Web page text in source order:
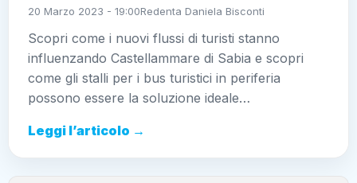
20 Marzo 2023 - 19:00Redenta Daniela Bisconti
Scopri come i nuovi flussi di turisti stanno
influenzando Castellammare di Sabia e scopri
come gli stalli per i bus turistici in periferia
possono essere la soluzione ideale…
Leggi l’articolo →